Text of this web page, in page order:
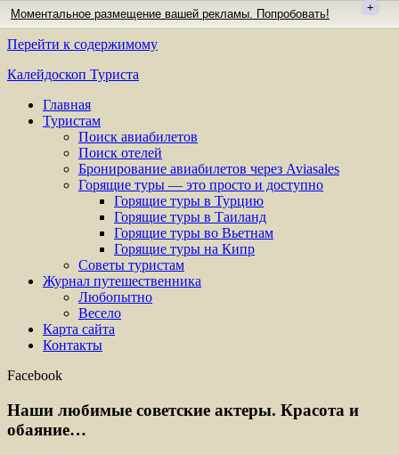
Моментальное размещение вашей рекламы. Попробовать! +
Перейти к содержимому
Калейдоскоп Туриста
Главная
Туристам
Поиск авиабилетов
Поиск отелей
Бронирование авиабилетов через Aviasales
Горящие туры — это просто и доступно
Горящие туры в Турцию
Горящие туры в Таиланд
Горящие туры во Вьетнам
Горящие туры на Кипр
Советы туристам
Журнал путешественника
Любопытно
Весело
Карта сайта
Контакты
Facebook
Наши любимые советские актеры. Красота и
обаяние…